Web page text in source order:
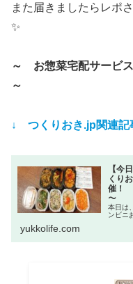
また届きましたらレポ
✨
～ お惣菜宅配サービ
～
↓ つくりおき.jp関連
【今
くり
催！
～
本日は
ンビニ
yukkolife.com